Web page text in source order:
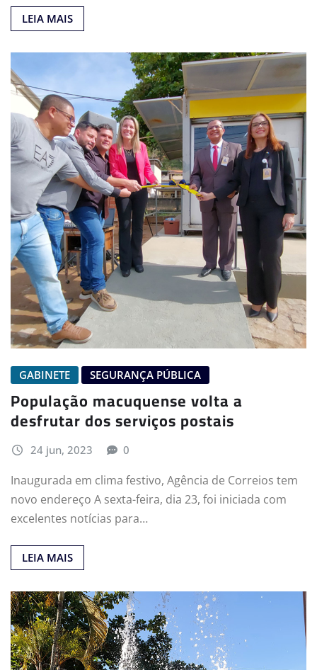
LEIA MAIS
GABINETE SEGURANÇA PÚBLICA
População macuquense volta a
desfrutar dos serviços postais
24 jun, 2023 0
Inaugurada em clima festivo, Agência de Correios tem
novo endereço A sexta-feira, dia 23, foi iniciada com
excelentes notícias para…
LEIA MAIS